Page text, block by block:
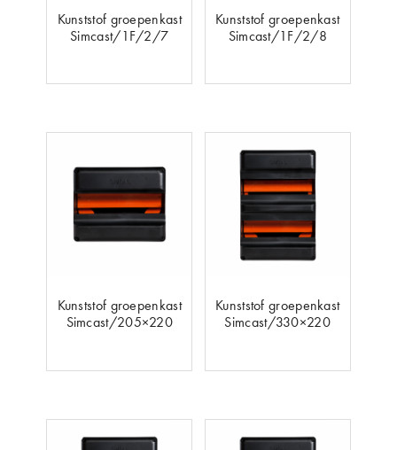
Kunststof groepenkast
Simcast/1F/2/7
Kunststof groepenkast
Simcast/1F/2/8
Kunststof groepenkast
Simcast/205×220
Kunststof groepenkast
Simcast/330×220